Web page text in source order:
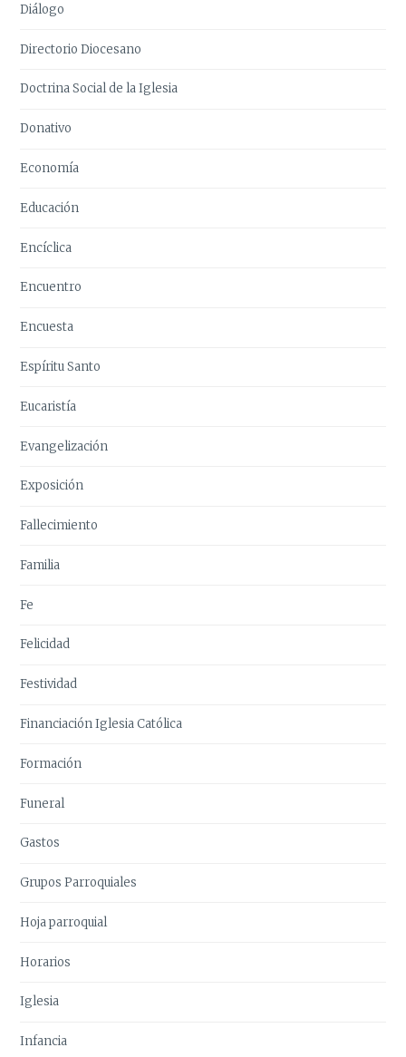
Diálogo
Directorio Diocesano
Doctrina Social de la Iglesia
Donativo
Economía
Educación
Encíclica
Encuentro
Encuesta
Espíritu Santo
Eucaristía
Evangelización
Exposición
Fallecimiento
Familia
Fe
Felicidad
Festividad
Financiación Iglesia Católica
Formación
Funeral
Gastos
Grupos Parroquiales
Hoja parroquial
Horarios
Iglesia
Infancia